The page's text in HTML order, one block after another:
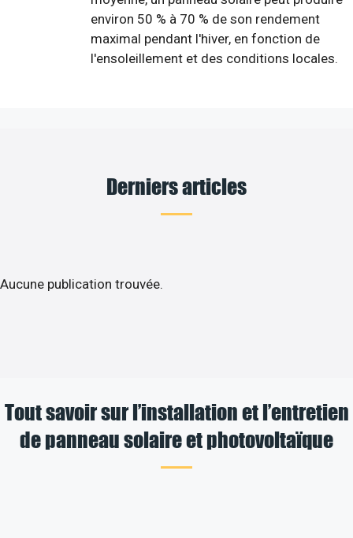
environ 50 % à 70 % de son rendement
maximal pendant l'hiver, en fonction de
l'ensoleillement et des conditions locales.
Derniers articles
Aucune publication trouvée.
Tout savoir sur l’installation et l’entretien
de panneau solaire et photovoltaïque